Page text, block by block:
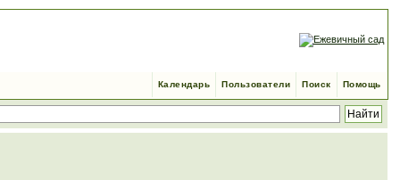
Помощь
Поиск
Пользователи
Календарь